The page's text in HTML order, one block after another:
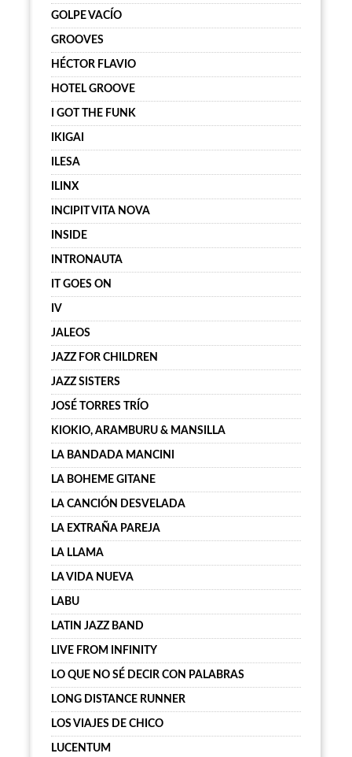
GOLPE VACÍO
GROOVES
HÉCTOR FLAVIO
HOTEL GROOVE
I GOT THE FUNK
IKIGAI
ILESA
ILINX
INCIPIT VITA NOVA
INSIDE
INTRONAUTA
IT GOES ON
IV
JALEOS
JAZZ FOR CHILDREN
JAZZ SISTERS
JOSÉ TORRES TRÍO
KIOKIO, ARAMBURU & MANSILLA
LA BANDADA MANCINI
LA BOHEME GITANE
LA CANCIÓN DESVELADA
LA EXTRAÑA PAREJA
LA LLAMA
LA VIDA NUEVA
LABU
LATIN JAZZ BAND
LIVE FROM INFINITY
LO QUE NO SÉ DECIR CON PALABRAS
LONG DISTANCE RUNNER
LOS VIAJES DE CHICO
LUCENTUM